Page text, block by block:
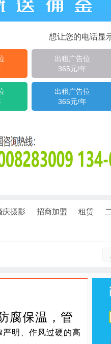
想让您的电话显
出租广告位
365元/年
出租广告位
365元/年
庆摄影 招商加盟 租赁
腐保温，管
明、作风过硬的高